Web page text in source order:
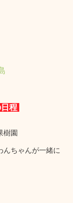
樹園
んちゃんが一緒に
程